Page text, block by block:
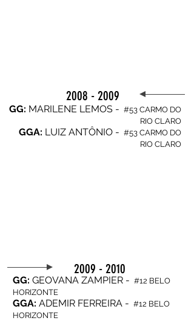
2008 - 2009
GG: MARILENE LEMOS - #53 CARMO DO
RIO CLARO
GGA: LUIZ ANTÔNIO - #53 CARMO DO
RIO CLARO
2009 - 2010
GG: GEOVANA ZAMPIER - #12 BELO
HORIZONTE
GGA: ADEMIR FERREIRA - #12 BELO
HORIZONTE